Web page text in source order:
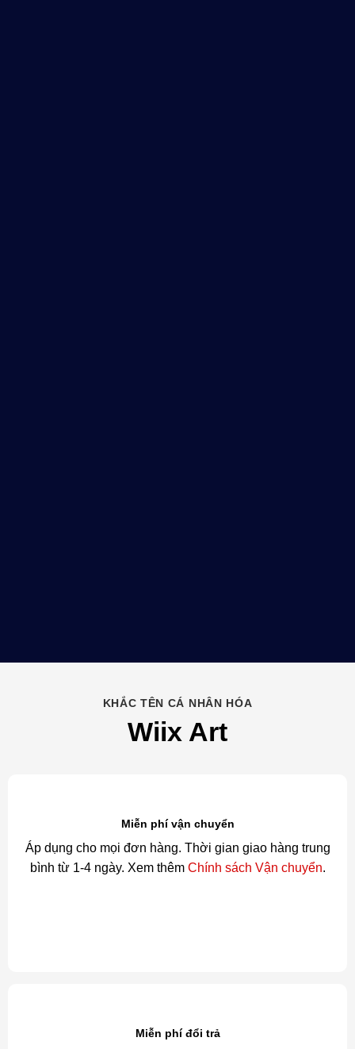
KHẮC TÊN CÁ NHÂN HÓA
Wiix Art
Miễn phí vận chuyển
Áp dụng cho mọi đơn hàng. Thời gian giao hàng trung
bình từ 1-4 ngày. Xem thêm Chính sách Vận chuyển.
Miễn phí đổi trả